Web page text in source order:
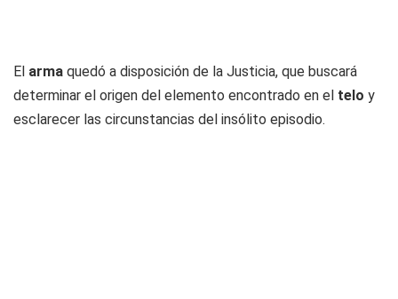
El arma quedó a disposición de la Justicia, que buscará
determinar el origen del elemento encontrado en el telo y
esclarecer las circunstancias del insólito episodio.